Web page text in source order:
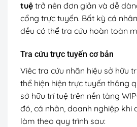
tuệ trở nên đơn giản và dễ
cổng trực tuyến. Bất kỳ cá
đều có thể tra cứu hoàn toàn
Tra cứu trực tuyến cơ bản
Viêc tra cứu nhãn hiệu sở hữu
thể hiện hiện trực tuyến thông
sở hữu trí tuệ trên nền tảng
đó, cá nhân, doanh nghiệp khi
làm theo quy trình sau: